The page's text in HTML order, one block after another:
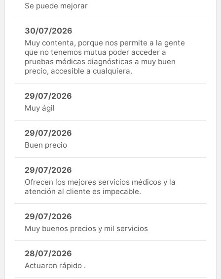
Se puede mejorar
30/07/2026
Muy contenta, porque nos permite a la gente
que no tenemos mutua poder acceder a
pruebas médicas diagnósticas a muy buen
precio, accesible a cualquiera.
29/07/2026
Muy ágil
29/07/2026
Buen precio
29/07/2026
Ofrecen los mejores servicios médicos y la
atención al cliente es impecable.
29/07/2026
Muy buenos precios y mil servicios
28/07/2026
Actuaron rápido .